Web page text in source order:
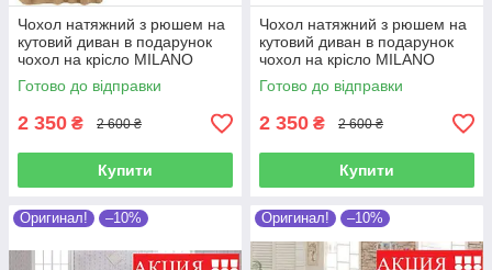
Чохол натяжний з рюшем на
кутовий диван в подарунок
чохол на крісло MILANO
світло-бежевий
Готово до відправки
2 350 ₴ 2 600 ₴
Купити
Чохол натяжний з рюшем на
кутовий диван в подарунок
чохол на крісло MILANO
бежевий
Готово до відправки
2 350 ₴ 2 600 ₴
Купити
Оригинал! –10% Оригинал! –10%